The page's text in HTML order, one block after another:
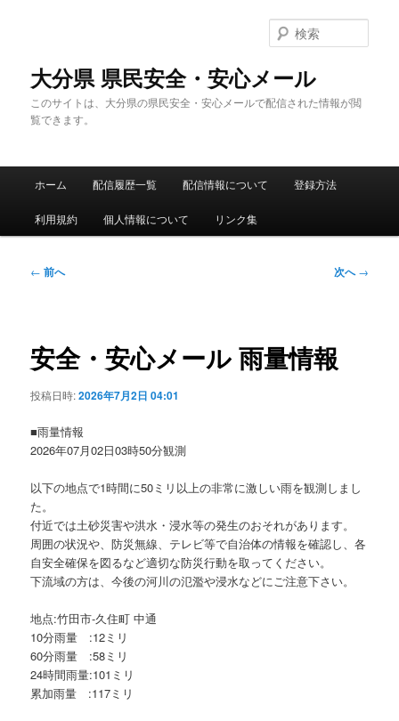
大分県 県民安全・安心メール
このサイトは、大分県の県民安全・安心メールで配信された情報が閲
覧できます。
索
メ
ホーム 配信履歴一覧 配信情報について 登録方法
利用規約 個人情報について リンク集
投
ゲ
ー
ョ
← 前へ 次へ→
安全・安心メール 雨量情報
投稿日時:2026年7月2日 04:01
■雨量情報
2026年07月02日03時50分観測
以下の地点で1時間に50ミリ以上の非常に激しい雨を観測しまし
た。
付近では土砂災害や洪水・浸水等の発生のおそれがあります。
周囲の状況や、防災無線、テレビ等で自治体の情報を確認し、各
自安全確保を図るなど適切な防災行動を取ってください。
下流域の方は、今後の河川の氾濫や浸水などにご注意下さい。
地点:竹田市-久住町 中通
10分雨量 :12ミリ
60分雨量 :58ミリ
24時間雨量:101ミリ
累加雨量 :117ミリ